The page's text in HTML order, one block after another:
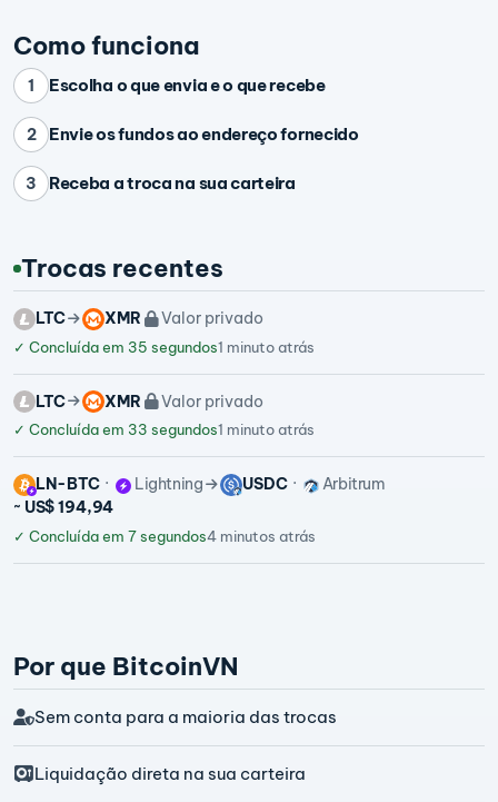
Como funciona
1 Escolha o que envia e o que recebe
2 Envie os fundos ao endereço fornecido
3 Receba a troca na sua carteira
Trocas recentes
LTC XMR Valor privado
✓ Concluída em 35 segundos1 minuto atrás
LTC XMR Valor privado
✓ Concluída em 33 segundos1 minuto atrás
LN-BTC Lightning USDC
Arbitrum
~ US$ 194,94
✓ Concluída em 7 segundos4 minutos atrás
Por que BitcoinVN
Sem conta para a maioria das trocas
Liquidação direta na sua carteira